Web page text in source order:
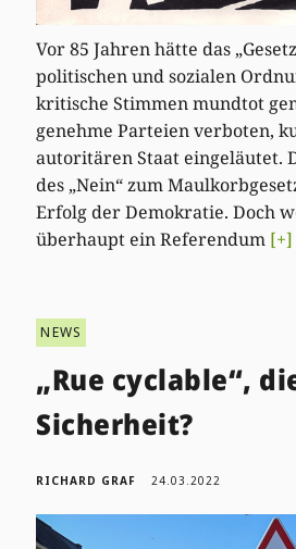
Vor 85 Jahren hätte das
politischen und sozialen
kritische Stimmen mundtot
genehme Parteien verboten,
autoritären Staat eingeläutet.
des „Nein“ zum
Erfolg der Demokratie. Doch
überhaupt ein Referendum [+]
NEWS
„Rue cyclable“,
Sicherheit?
RICHARD GRAF 24.03.2022